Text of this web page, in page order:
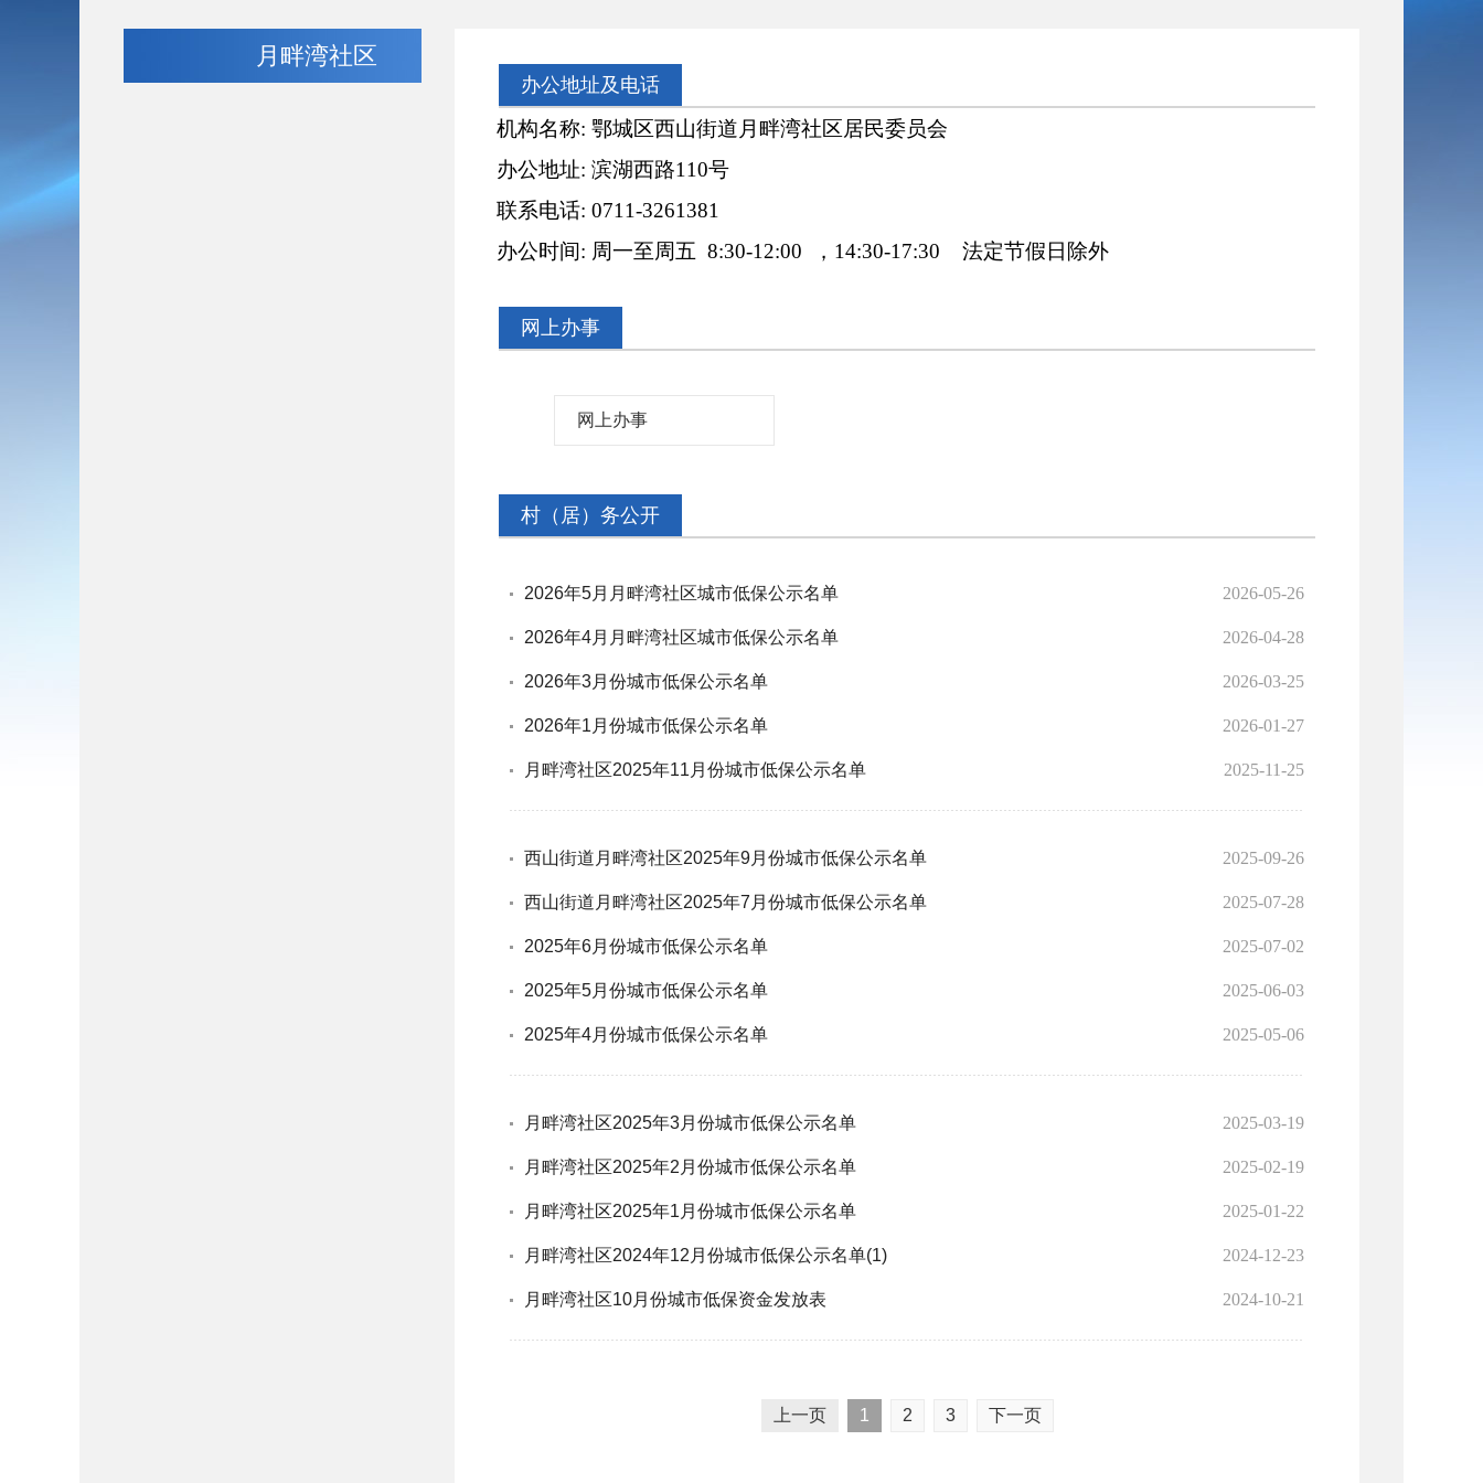
月畔湾社区
办公地址及电话
机构名称: 鄂城区西山街道月畔湾社区居民委员会
办公地址: 滨湖西路110号
联系电话: 0711-3261381
办公时间: 周一至周五 8:30-12:00 ，14:30-17:30 法定节假日除外
网上办事
网上办事
村（居）务公开
2026年5月月畔湾社区城市低保公示名单 2026-05-26
2026年4月月畔湾社区城市低保公示名单 2026-04-28
2026年3月份城市低保公示名单 2026-03-25
2026年1月份城市低保公示名单 2026-01-27
月畔湾社区2025年11月份城市低保公示名单 2025-11-25
西山街道月畔湾社区2025年9月份城市低保公示名单 2025-09-26
西山街道月畔湾社区2025年7月份城市低保公示名单 2025-07-28
2025年6月份城市低保公示名单 2025-07-02
2025年5月份城市低保公示名单 2025-06-03
2025年4月份城市低保公示名单 2025-05-06
月畔湾社区2025年3月份城市低保公示名单 2025-03-19
月畔湾社区2025年2月份城市低保公示名单 2025-02-19
月畔湾社区2025年1月份城市低保公示名单 2025-01-22
月畔湾社区2024年12月份城市低保公示名单(1) 2024-12-23
月畔湾社区10月份城市低保资金发放表 2024-10-21
上一页 1 2 3 下一页